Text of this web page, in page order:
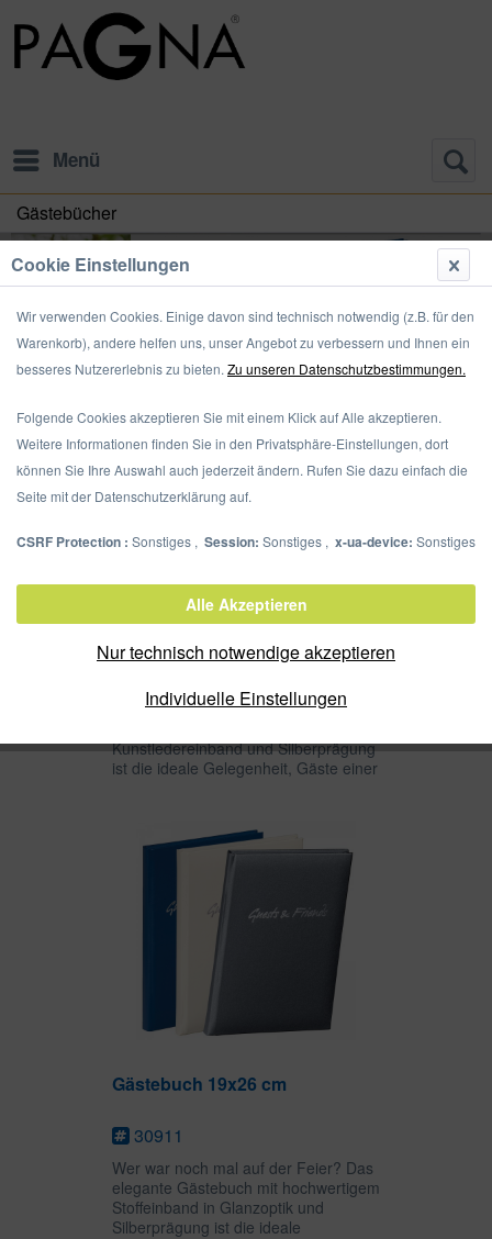
Menü
Gästebücher
Gästebuch 19x26 cm
Wer war noch mal auf der Feier? Das
Kunstledereinband und Silberprägung
ist die ideale Gelegenheit, Gäste einer
Gästebuch 19x26 cm
30911
Wer war noch mal auf der Feier? Das
elegante Gästebuch mit hochwertigem
Stoffeinband in Glanzoptik und
Silberprägung ist die ideale
Cookie Einstellungen
Wir verwenden Cookies. Einige davon sind technisch notwendig (z.B. für den
Warenkorb), andere helfen uns, unser Angebot zu verbessern und Ihnen ein
besseres Nutzererlebnis zu bieten. Zu unseren Datenschutzbestimmungen.
Folgende Cookies akzeptieren Sie mit einem Klick auf Alle akzeptieren.
Weitere Informationen finden Sie in den Privatsphäre-Einstellungen, dort
können Sie Ihre Auswahl auch jederzeit ändern. Rufen Sie dazu einfach die
Seite mit der Datenschutzerklärung auf.
CSRF Protection : Sonstiges , Session: Sonstiges , x-ua-device: Sonstiges
Individuelle Einstellungen
Nur technisch notwendige akzeptieren
Alle Akzeptieren